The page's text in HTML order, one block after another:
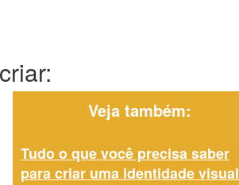
Veja também:
Tudo o que você precisa saber
para criar uma identidade visual